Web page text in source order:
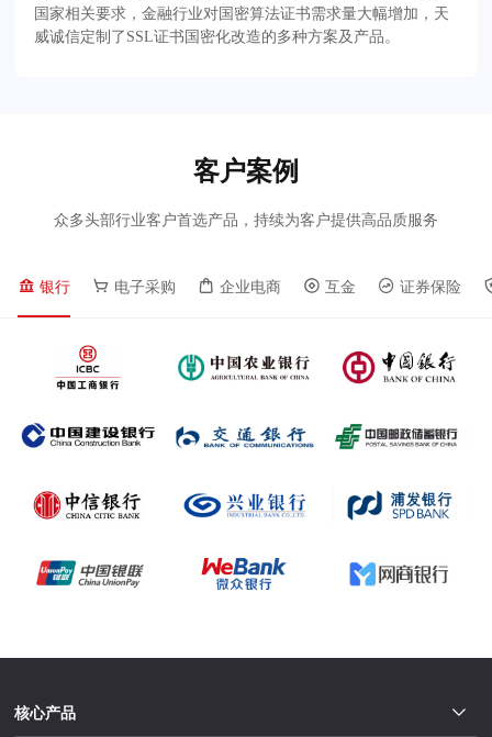
国家相关要求，金融行业对国密算法证书需求量大幅增加，天
威诚信定制了SSL证书国密化改造的多种方案及产品。
客户案例
众多头部行业客户首选产品，持续为客户提供高品质服务
银行 电子采购 企业电商 互金 证券保险
核心产品